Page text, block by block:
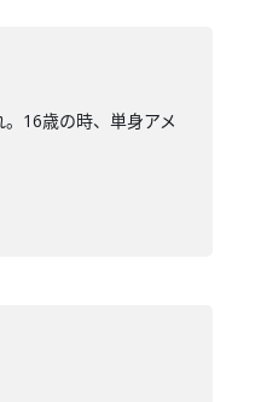
16歳の時、単身アメ